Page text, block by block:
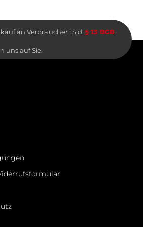
an Verbraucher i.S.d. § 13 BGB.
uns auf Sie.